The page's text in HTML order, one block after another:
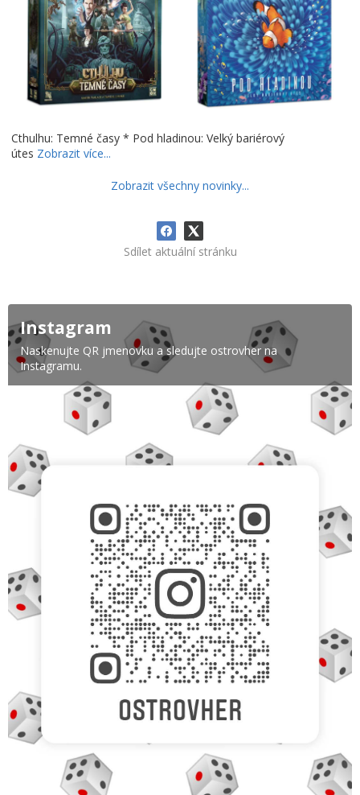
Cthulhu: Temné časy * Pod hladinou: Velký bariérový
útes Zobrazit více...
Zobrazit všechny novinky...
Sdílet aktuální stránku
Instagram
Naskenujte QR jmenovku a sledujte ostrovher na
Instagramu.